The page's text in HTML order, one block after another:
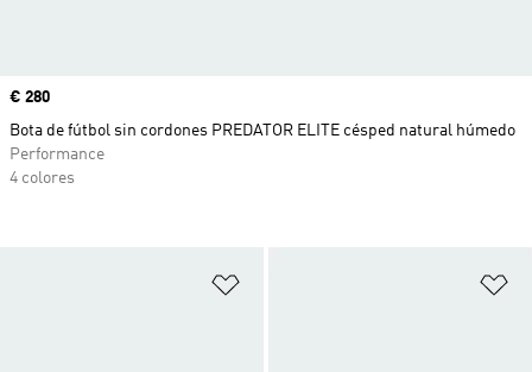
Precio
€ 280
Bota de fútbol sin cordones PREDATOR ELITE césped natural húmedo
Performance
4 colores